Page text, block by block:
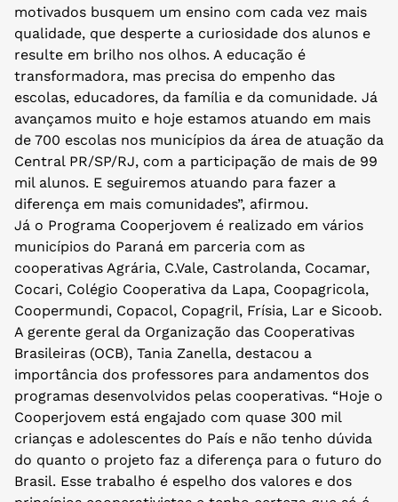
motivados busquem um ensino com cada vez mais
qualidade, que desperte a curiosidade dos alunos e
resulte em brilho nos olhos. A educação é
transformadora, mas precisa do empenho das
escolas, educadores, da família e da comunidade. Já
avançamos muito e hoje estamos atuando em mais
de 700 escolas nos municípios da área de atuação da
Central PR/SP/RJ, com a participação de mais de 99
mil alunos. E seguiremos atuando para fazer a
diferença em mais comunidades”, afirmou.
Já o Programa Cooperjovem é realizado em vários
municípios do Paraná em parceria com as
cooperativas Agrária, C.Vale, Castrolanda, Cocamar,
Cocari, Colégio Cooperativa da Lapa, Coopagricola,
Coopermundi, Copacol, Copagril, Frísia, Lar e Sicoob.
A gerente geral da Organização das Cooperativas
Brasileiras (OCB), Tania Zanella, destacou a
importância dos professores para andamentos dos
programas desenvolvidos pelas cooperativas. “Hoje o
Cooperjovem está engajado com quase 300 mil
crianças e adolescentes do País e não tenho dúvida
do quanto o projeto faz a diferença para o futuro do
Brasil. Esse trabalho é espelho dos valores e dos